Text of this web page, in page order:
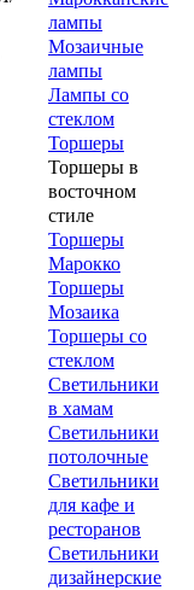
лампы
Мозаичные
лампы
Лампы со
стеклом
Торшеры
Торшеры в
восточном
стиле
Торшеры
Марокко
Торшеры
Мозаика
Торшеры со
стеклом
Светильники
в хамам
Светильники
потолочные
Светильники
для кафе и
ресторанов
Светильники
дизайнерские